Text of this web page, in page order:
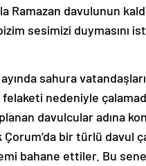
Ramazan davulunun
sesimizi duymasını
sahura
nedeniyle
davulcular adına
bir türlü davul
bahane ettiler. Bu sene